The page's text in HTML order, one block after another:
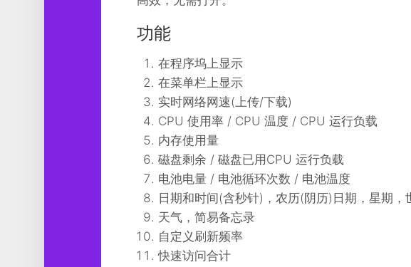
具
设
计
媒
体
软
件
娱
乐
功能
在程序坞上显示
在菜单栏上显示
实时网络网速(上传/下载)
CPU 使用率 / CPU 温度 / CPU 运行负载
内存使用量
磁盘剩余 / 磁盘已用CPU 运行负载
电池电量 / 电池循环次数 / 电池温度
日期和时间(含秒针)，农历(阴历)日期，星期，
天气，简易备忘录
自定义刷新频率
快速访问合计